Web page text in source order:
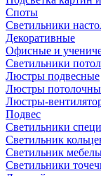
Споты
Светильники
Декоративные
Офисные и
Светильники
Люстры подвесные
Люстры
Люстры-
Подвес
Светильники
Светильник
Светильник
Светильники